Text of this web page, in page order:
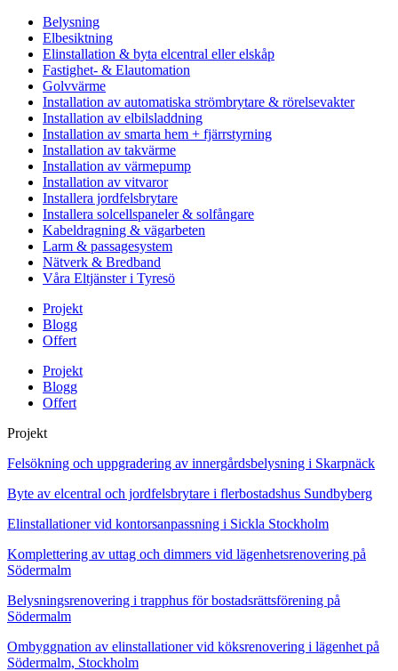
Belysning
Elbesiktning
Elinstallation & byta elcentral eller elskåp
Fastighet- & Elautomation
Golvvärme
Installation av automatiska strömbrytare & rörelsevakter
Installation av elbilsladdning
Installation av smarta hem + fjärrstyrning
Installation av takvärme
Installation av värmepump
Installation av vitvaror
Installera jordfelsbrytare
Installera solcellspaneler & solfångare
Kabeldragning & vägarbeten
Larm & passagesystem
Nätverk & Bredband
Våra Eltjänster i Tyresö
Projekt
Blogg
Offert
Projekt
Blogg
Offert
Projekt
Felsökning och uppgradering av innergårdsbelysning i Skarpnäck
Byte av elcentral och jordfelsbrytare i flerbostadshus Sundbyberg
Elinstallationer vid kontorsanpassning i Sickla Stockholm
Komplettering av uttag och dimmers vid lägenhetsrenovering på
Södermalm
Belysningsrenovering i trapphus för bostadsrättsförening på
Södermalm
Ombyggnation av elinstallationer vid köksrenovering i lägenhet på
Södermalm, Stockholm